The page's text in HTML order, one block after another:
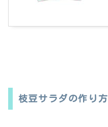
枝豆サラダの作り方